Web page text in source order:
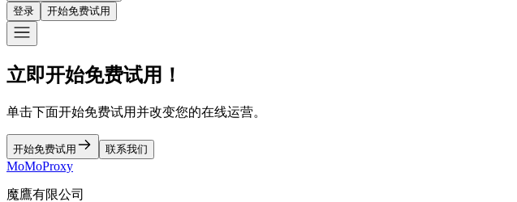
登录
开始免费试用
立即开始免费试用！
单击下面开始免费试用并改变您的在线运营。
开始免费试用 联系我们
MoMoProxy
魔鷹有限公司